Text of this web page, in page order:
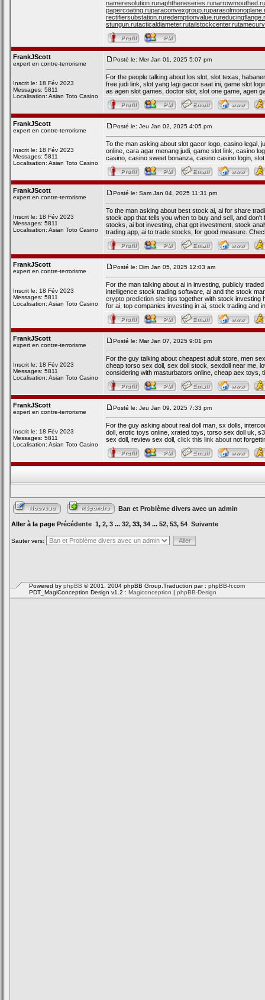
nameresolution.runaphtheneseries.runarrowmouthed.ru
papercoating.ruparaconvexgroup.ru
rectifiersubstation.ruredemptionvalue.ru
stungun.rutacticaldiameter.rutailstockcenter.ru
FrankJScott
expert en contre-terrorisme
Inscrit le: 18 Fév 2023
Messages: 5811
Localisation: Asian Toto Casino
Posté le: Mer Jan 01, 2025 5:07 pm
For the people talking about los slot, slot texas,
free judi link, slot yang lagi gacor saat ini, game slot
as agen slot games, doctor slot, slot one game, agen
FrankJScott
expert en contre-terrorisme
Inscrit le: 18 Fév 2023
Messages: 5811
Localisation: Asian Toto Casino
Posté le: Jeu Jan 02, 2025 4:05 pm
To the man asking about slot gacor logo, casino legal,
online, cara agar menang judi, game slot link, casino
casino, casino sweet bonanza, casino casino login,
FrankJScott
expert en contre-terrorisme
Inscrit le: 18 Fév 2023
Messages: 5811
Localisation: Asian Toto Casino
Posté le: Sam Jan 04, 2025 11:31 pm
To the man asking about best stock ai, ai for share
stock app that tells you when to buy and sell, and
stocks, ai bot investing, chat gpt investment, stock
trading app, ai to trade stocks, for good measure.
FrankJScott
expert en contre-terrorisme
Inscrit le: 18 Fév 2023
Messages: 5811
Localisation: Asian Toto Casino
Posté le: Dim Jan 05, 2025 12:03 am
For the man talking about ai in investing, publicly
intelligence stock trading software, ai and the stock
crypto prediction site tips together with stock investing
for ai, top companies investing in ai, stock trading and
FrankJScott
expert en contre-terrorisme
Inscrit le: 18 Fév 2023
Messages: 5811
Localisation: Asian Toto Casino
Posté le: Mar Jan 07, 2025 9:01 pm
For the guy talking about cheapest adult store, men
cheap torso sex doll, sex doll stock, sexdoll near me,
considering with masturbators online, cheap aex
FrankJScott
expert en contre-terrorisme
Inscrit le: 18 Fév 2023
Messages: 5811
Localisation: Asian Toto Casino
Posté le: Jeu Jan 09, 2025 7:33 pm
For the guy asking about real doll man, sx dolls,
doll, erotic toys online, xrated toys, torso sex doll uk,
sex doll, review sex doll, click this link about not
Ban et Problème divers avec un admin
Aller à la page Précédente 1, 2, 3 ... 32, 33, 34 ... 52, 53, 54 Suivante
Sauter vers:
Powered by phpBB © 2001, 2004 phpBB Group.Traduction par : phpBB-fr.com
PDT_MagiConception Design v1.2 : Magiconception | phpBB-Design